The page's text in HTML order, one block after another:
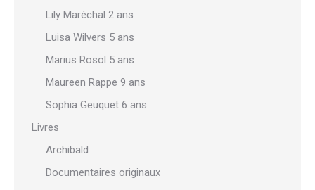
Lily Maréchal 2 ans
Luisa Wilvers 5 ans
Marius Rosol 5 ans
Maureen Rappe 9 ans
Sophia Geuquet 6 ans
Livres
Archibald
Documentaires originaux